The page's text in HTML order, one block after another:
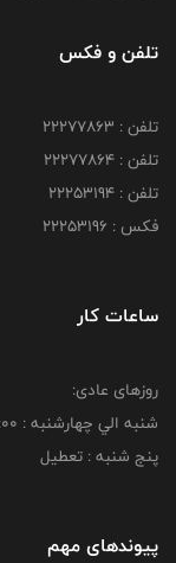
تلفن و فکس
تلفن : 22277863
تلفن : 22277864
تلفن : 22253194
فکس : 22253196
ساعات کار
روزهای عادی:
شنبه الي چهارشنبه : 00: 8 لغايت 16:00
پنج شنبه : تعطیل
پیوندهای مهم